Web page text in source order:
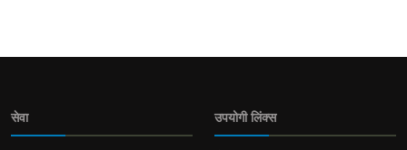
सेवा उपयोगी लिंक्स